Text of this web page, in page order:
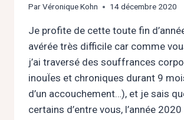
ParVéronique Kohn 14 décembre 2020
Je profite de cette toute fin
avérée très difficile car comme
j’ai traversé des souffrances
inouÏes et chroniques durant 9
d’un accouchement…), et je sais
certains d’entre vous, l’année 2020